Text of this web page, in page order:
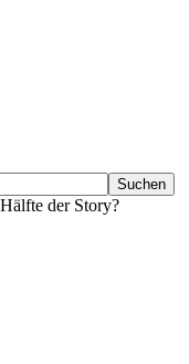
der Story?